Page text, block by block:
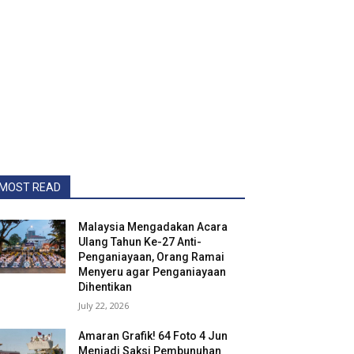
READ
Malaysia Mengadakan Acara
Ulang Tahun Ke-27 Anti-
Penganiayaan, Orang Ramai
Menyeru agar Penganiayaan
Dihentikan
July 22, 2026
Amaran Grafik! 64 Foto 4 Jun
Menjadi Saksi Pembunuhan